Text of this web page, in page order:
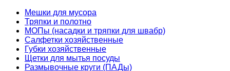
Мешки для мусора
Тряпки и полотно
МОПы (насадки и тряпки для швабр)
Салфетки хозяйственные
Губки хозяйственные
Щетки для мытья посуды
Размывочные круги (ПАДы)